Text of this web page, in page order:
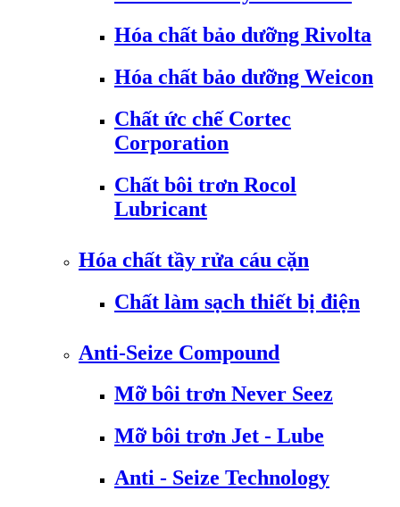
Hóa chất bảo dưỡng Rivolta
Hóa chất bảo dưỡng Weicon
Chất ức chế Cortec
Corporation
Chất bôi trơn Rocol
Lubricant
Hóa chất tầy rửa cáu cặn
Chất làm sạch thiết bị điện
Anti-Seize Compound
Mỡ bôi trơn Never Seez
Mỡ bôi trơn Jet - Lube
Anti - Seize Technology